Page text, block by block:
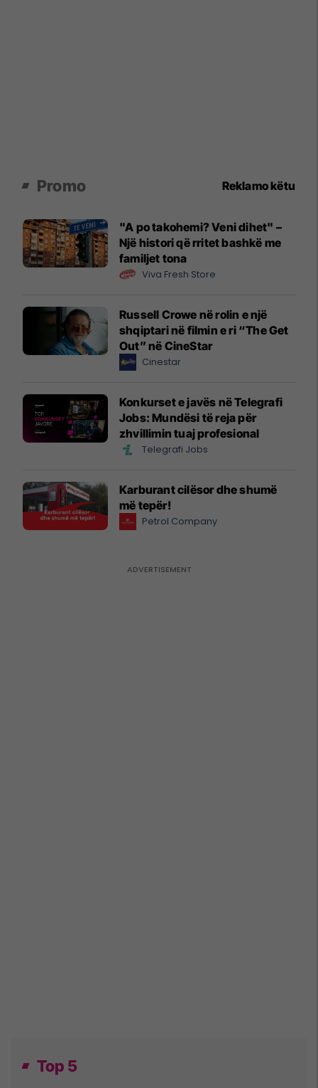
Promo Reklamo këtu
"A po takohemi? Veni dihet" –
Një histori që rritet bashkë me
familjet tona
Viva Fresh Store
Russell Crowe në rolin e një
shqiptari në filmin e ri “The Get
Out” në CineStar
Cinestar
Konkurset e javës në Telegrafi
Jobs: Mundësi të reja për
zhvillimin tuaj profesional
Telegrafi Jobs
Karburant cilësor dhe shumë
më tepër!
Petrol Company
Top 5